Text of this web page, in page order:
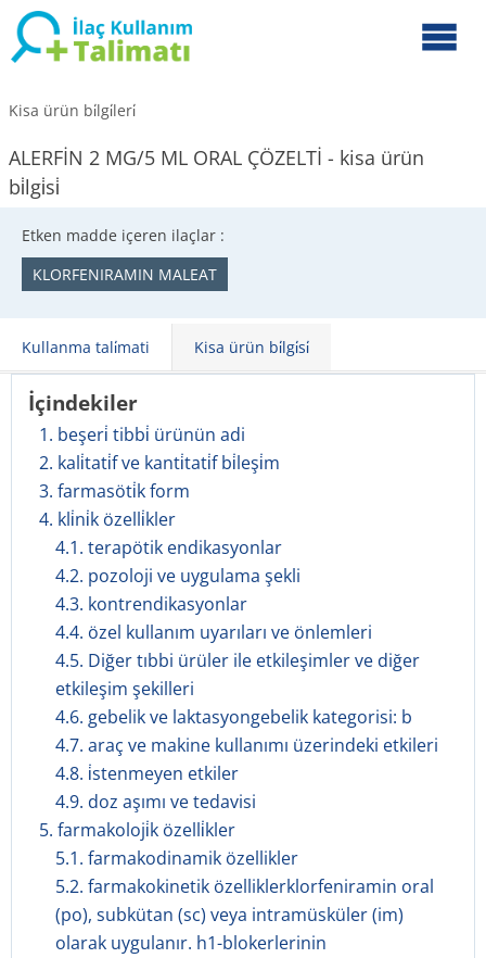
Kisa ürün bi̇lgi̇leri̇
ALERFİN 2 MG/5 ML ORAL ÇÖZELTİ - kisa ürün
bi̇lgi̇si̇
Etken madde içeren ilaçlar :
KLORFENIRAMIN MALEAT
Kullanma tali̇mati Kisa ürün bi̇lgi̇si̇
İçindekiler
1. beşeri̇ tibbi̇ ürünün adi
2. kali̇tati̇f ve kanti̇tati̇f bi̇leşi̇m
3. farmasöti̇k form
4. kli̇ni̇k özelli̇kler
4.1. terapötik endikasyonlar
4.2. pozoloji ve uygulama şekli
4.3. kontrendikasyonlar
4.4. özel kullanım uyarıları ve önlemleri
4.5. Diğer tıbbi ürüler ile etkileşimler ve diğer
etkileşim şekilleri
4.6. gebelik ve laktasyongebelik kategorisi: b
4.7. araç ve makine kullanımı üzerindeki etkileri
4.8. i̇stenmeyen etkiler
4.9. doz aşımı ve tedavisi
5. farmakoloji̇k özelli̇kler
5.1. farmakodinamik özellikler
5.2. farmakokinetik özelliklerklorfeniramin oral
(po), subkütan (sc) veya intramüsküler (im)
olarak uygulanır. h1-blokerlerinin